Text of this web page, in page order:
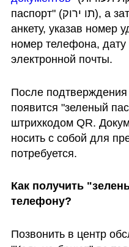
паспорт" (תו ירוק), а затем - заполнить короткую
анкету, указав номер
номер телефона,
электронной почты.
После
появится "зеленый
штрихкодом QR.
носить с собой для
потребуется.
Как получить
телефону?
Позвонить в центр